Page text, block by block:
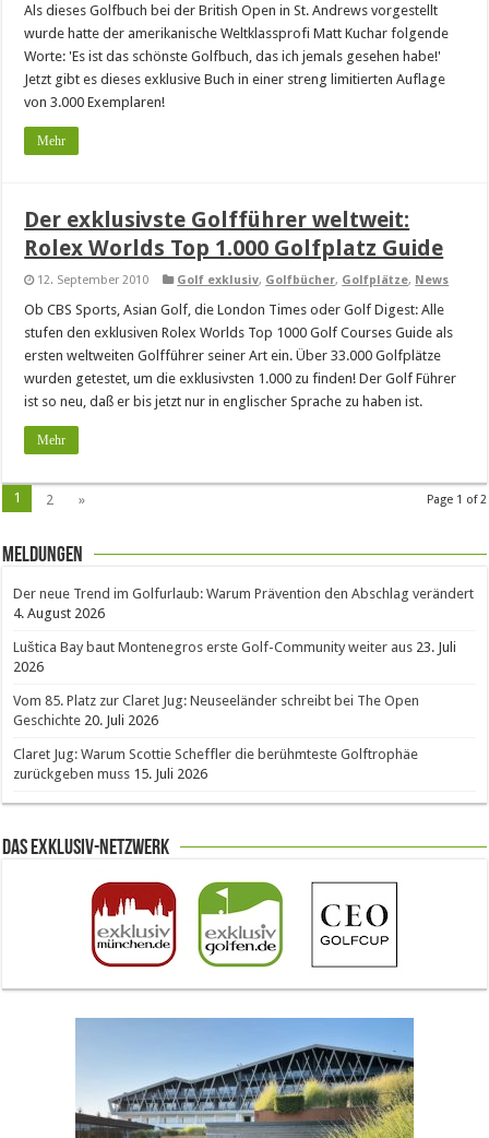
Als dieses Golfbuch bei der British Open in St. Andrews vorgestellt
wurde hatte der amerikanische Weltklassprofi Matt Kuchar folgende
Worte: 'Es ist das schönste Golfbuch, das ich jemals gesehen habe!'
Jetzt gibt es dieses exklusive Buch in einer streng limitierten Auflage
von 3.000 Exemplaren!
Mehr
Der exklusivste Golfführer weltweit:
Rolex Worlds Top 1.000 Golfplatz Guide
12. September 2010 Golf exklusiv, Golfbücher, Golfplätze, News
Ob CBS Sports, Asian Golf, die London Times oder Golf Digest: Alle
stufen den exklusiven Rolex Worlds Top 1000 Golf Courses Guide als
ersten weltweiten Golfführer seiner Art ein. Über 33.000 Golfplätze
wurden getestet, um die exklusivsten 1.000 zu finden! Der Golf Führer
ist so neu, daß er bis jetzt nur in englischer Sprache zu haben ist.
Mehr
Page 1 of 2
1 2 »
Meldungen
Der neue Trend im Golfurlaub: Warum Prävention den Abschlag verändert
4. August 2026
Luštica Bay baut Montenegros erste Golf-Community weiter aus 23. Juli
2026
Vom 85. Platz zur Claret Jug: Neuseeländer schreibt bei The Open
Geschichte 20. Juli 2026
Claret Jug: Warum Scottie Scheffler die berühmteste Golftrophäe
zurückgeben muss 15. Juli 2026
Das Exklusiv-Netzwerk